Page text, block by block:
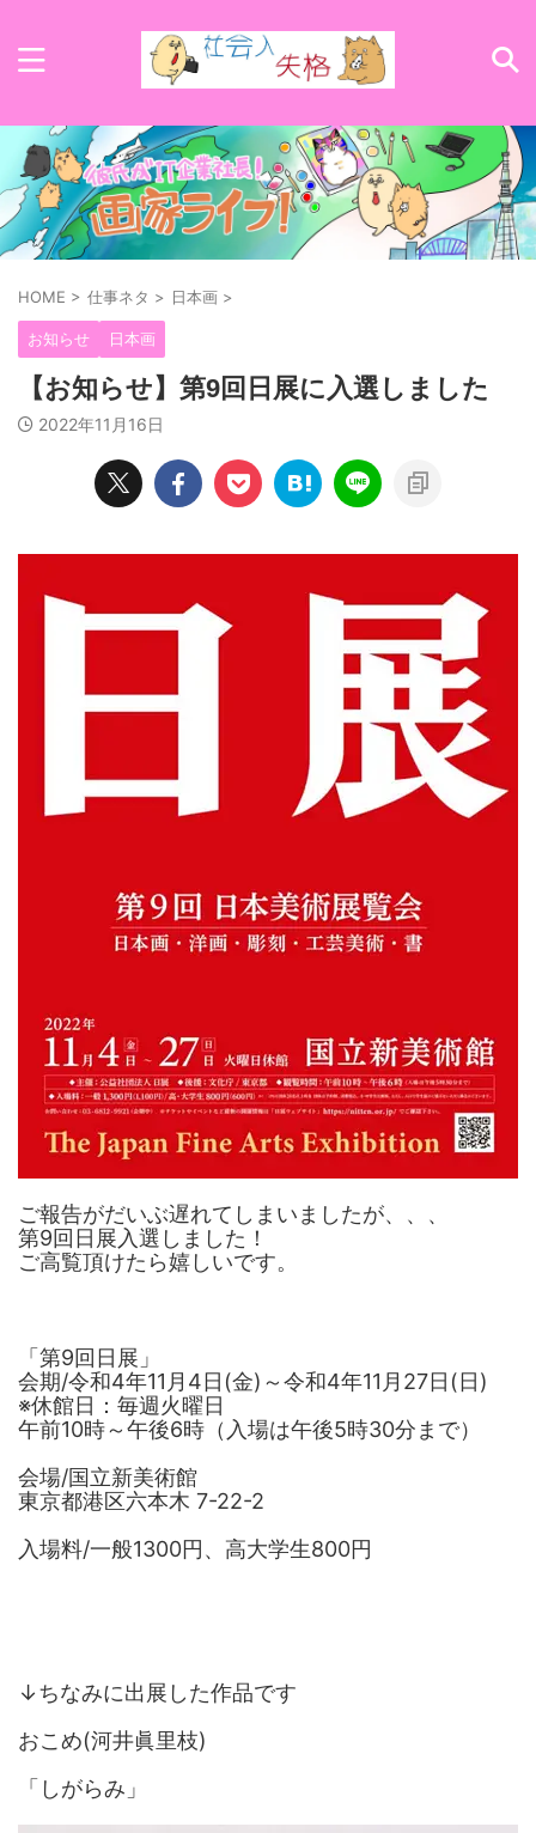
HOME > 仕事ネタ > 日本画 >
お知らせ 日本画
【お知らせ】第9回日展に入選しました
2022年11月16日
ご報告がだいぶ遅れてしまいましたが、、、
第9回日展入選しました！
ご高覧頂けたら嬉しいです。
「第9回日展」
会期/令和4年11月4日(金)～令和4年11月27日(日)
※休館日：毎週火曜日
午前10時～午後6時（入場は午後5時30分まで）
会場/国立新美術館
東京都港区六本木 7-22-2
入場料/一般1300円、高大学生800円
↓ちなみに出展した作品です
おこめ(河井眞里枝)
「しがらみ」